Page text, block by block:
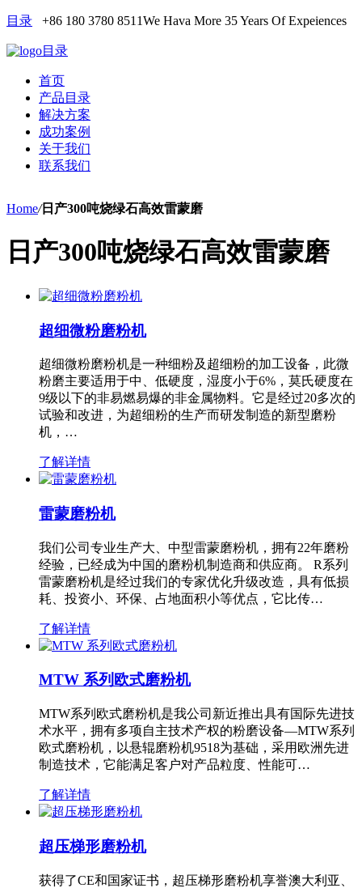
目录 +86 180 3780 8511We Hava More 35 Years Of Expeiences
目录
首页
产品目录
解决方案
成功案例
关于我们
联系我们
Home/日产300吨烧绿石高效雷蒙磨
日产300吨烧绿石高效雷蒙磨
超细微粉磨粉机
超细微粉磨粉机是一种细粉及超细粉的加工设备，此微
粉磨主要适用于中、低硬度，湿度小于6%，莫氏硬度在
9级以下的非易燃易爆的非金属物料。它是经过20多次的
试验和改进，为超细粉的生产而研发制造的新型磨粉
机，…
了解详情
雷蒙磨粉机
我们公司专业生产大、中型雷蒙磨粉机，拥有22年磨粉
经验，已经成为中国的磨粉机制造商和供应商。 R系列
雷蒙磨粉机是经过我们的专家优化升级改造，具有低损
耗、投资小、环保、占地面积小等优点，它比传…
了解详情
MTW 系列欧式磨粉机
MTW系列欧式磨粉机是我公司新近推出具有国际先进技
术水平，拥有多项自主技术产权的粉磨设备—MTW系列
欧式磨粉机，以悬辊磨粉机9518为基础，采用欧洲先进
制造技术，它能满足客户对产品粒度、性能可…
了解详情
超压梯形磨粉机
获得了CE和国家证书，超压梯形磨粉机享誉澳大利亚、